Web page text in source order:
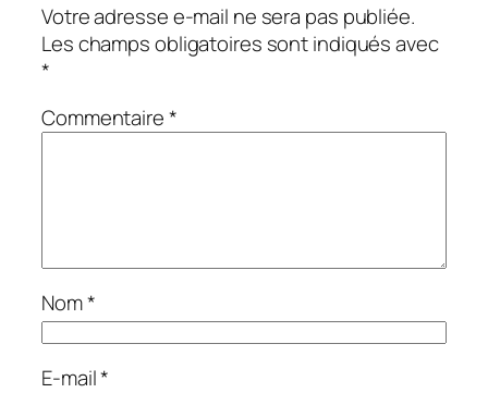
Votre adresse e-mail ne sera pas publiée.
Les champs obligatoires sont indiqués avec
*
Commentaire*
Nom*
E-mail*